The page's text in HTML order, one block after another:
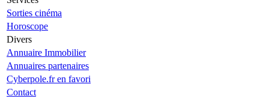
Sorties cinéma
Horoscope
Divers
Annuaire Immobilier
Annuaires partenaires
Cyberpole.fr en favori
Contact